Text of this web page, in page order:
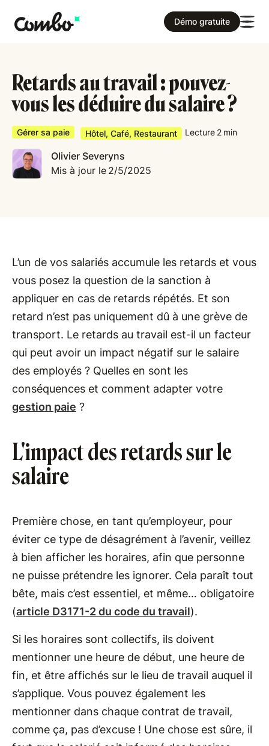
Démo gratuite
Retards au travail : pouvez-
vous les déduire du salaire ?
Gérer sa paie Hôtel, Café, Restaurant Lecture 2 min
Olivier Severyns
Mis à jour le 2/5/2025
L’un de vos salariés accumule les retards et vous
vous posez la question de la sanction à
appliquer en cas de retards répétés. Et son
retard n’est pas uniquement dû à une grève de
transport. Le retards au travail est-il un facteur
qui peut avoir un impact négatif sur le salaire
des employés ? Quelles en sont les
conséquences et comment adapter votre
gestion paie ?
L'impact des retards sur le
salaire
Première chose, en tant qu’employeur, pour
éviter ce type de désagrément à l’avenir, veillez
à bien afficher les horaires, afin que personne
ne puisse prétendre les ignorer. Cela paraît tout
bête, mais c’est essentiel, et même… obligatoire
(article D3171-2 du code du travail).
Si les horaires sont collectifs, ils doivent
mentionner une heure de début, une heure de
fin, et être affichés sur le lieu de travail auquel il
s’applique. Vous pouvez également les
mentionner dans chaque contrat de travail,
comme ça, pas d’excuse ! Une chose est sûre, il